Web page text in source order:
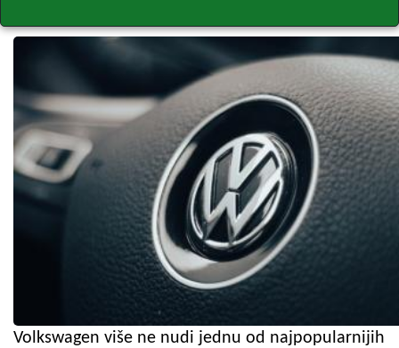
Volkswagen više ne nudi jednu od najpopularnijih